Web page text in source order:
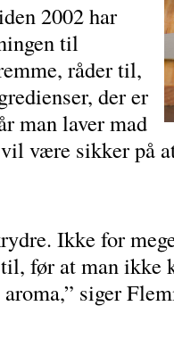
2002 har
til
råder til,
der er
man laver mad
være sikker på
Ikke for
før at man ikke
siger